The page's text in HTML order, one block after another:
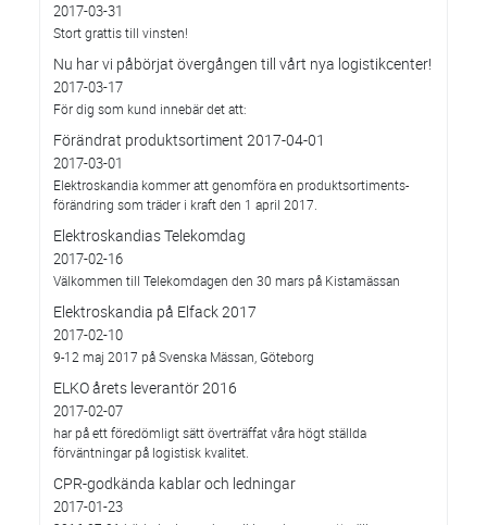
2017-03-31
Stort grattis till vinsten!
Nu har vi påbörjat övergången till vårt nya logistikcenter!
2017-03-17
För dig som kund innebär det att:
Förändrat produktsortiment 2017-04-01
2017-03-01
Elektroskandia kommer att genomföra en produktsortiments-
förändring som träder i kraft den 1 april 2017.
Elektroskandias Telekomdag
2017-02-16
Välkommen till Telekomdagen den 30 mars på Kistamässan
Elektroskandia på Elfack 2017
2017-02-10
9-12 maj 2017 på Svenska Mässan, Göteborg
ELKO årets leverantör 2016
2017-02-07
har på ett föredömligt sätt överträffat våra högt ställda
förväntningar på logistisk kvalitet.
CPR-godkända kablar och ledningar
2017-01-23